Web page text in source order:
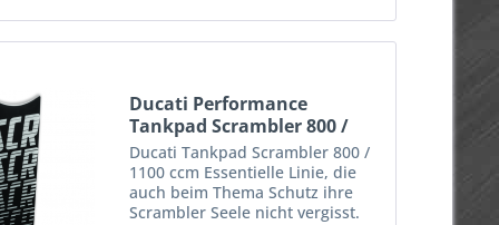
Ducati Performance
Tankpad Scrambler 800 /
1100
Ducati Tankpad Scrambler 800 /
1100 ccm Essentielle Linie, die
auch beim Thema Schutz ihre
Scrambler Seele nicht vergisst.